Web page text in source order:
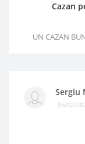
Cazan
UN CAZAN
Sergiu
06/02/